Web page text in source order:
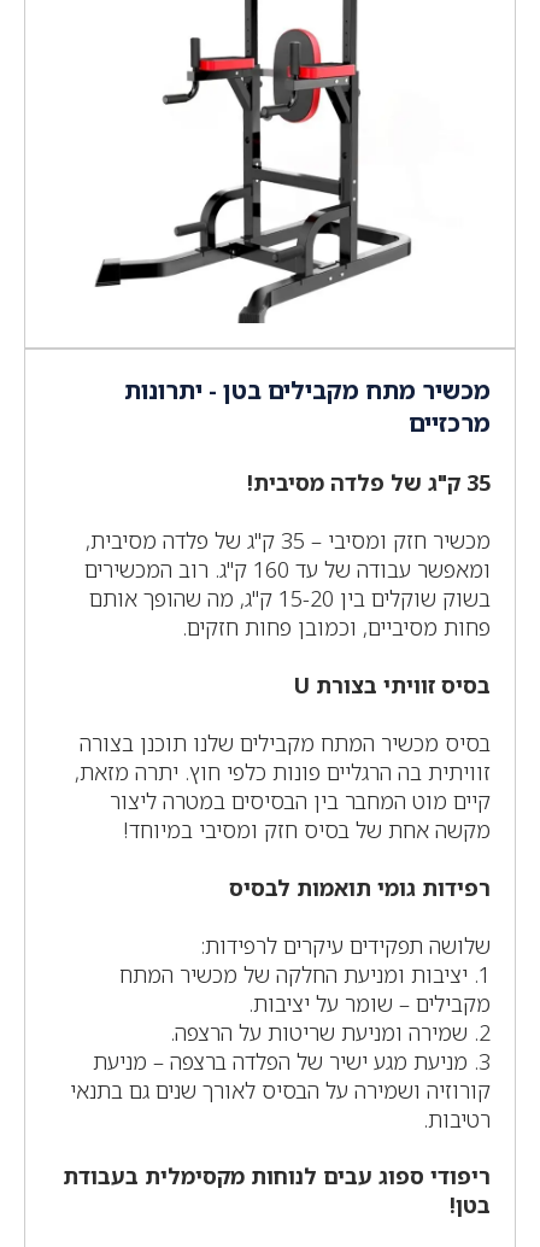
מכשיר מתח מקבילים בטן - יתרונות
מרכזיים
מכשיר חזק ומסיבי – 35 ק"ג של פלדה מסיבית,
ומאפשר עבודה של עד 160 ק"ג. רוב המכשירים
בשוק שוקלים בין 15-20 ק"ג, מה שהופך אותם
פחות מסיביים, וכמובן פחות חזקים.
בסיס זוויתי בצורת U
בסיס מכשיר המתח מקבילים שלנו תוכנן בצורה
זוויתית בה הרגליים פונות כלפי חוץ. יתרה מזאת,
קיים מוט המחבר בין הבסיסים במטרה ליצור
מקשה אחת של בסיס חזק ומסיבי במיוחד!
רפידות גומי תואמות לבסיס
שלושה תפקידים עיקרים לרפידות:
1. יציבות ומניעת החלקה של מכשיר המתח
מקבילים – שומר על יציבות.
3. מניעת מגע ישיר של הפלדה ברצפה – מניעת
קורוזיה ושמירה על הבסיס לאורך שנים גם בתנאי
רטיבות.
ריפודי ספוג עבים לנוחות מקסימלית בעבודת
בטן!